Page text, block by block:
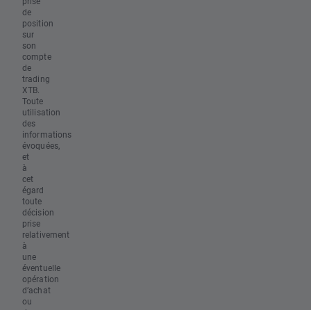
de
position
sur
son
compte
de
trading
XTB.
Toute
utilisation
des
informations
évoquées,
et
à
cet
égard
toute
décision
prise
relativement
à
une
éventuelle
opération
d’achat
ou